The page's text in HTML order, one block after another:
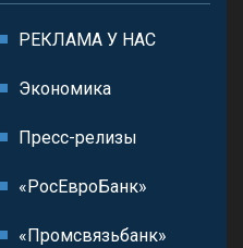
РЕКЛАМА У НАС
Экономика
Пресс-релизы
«РосЕвроБанк»
«Промсвязьбанк»